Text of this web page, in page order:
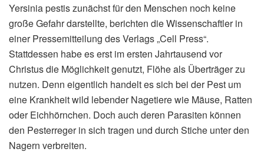
Yersinia pestis zunächst für den Menschen noch keine
große Gefahr darstellte, berichten die Wissenschaftler in
einer Pressemitteilung des Verlags „Cell Press“.
Stattdessen habe es erst im ersten Jahrtausend vor
Christus die Möglichkeit genutzt, Flöhe als Überträger zu
nutzen. Denn eigentlich handelt es sich bei der Pest um
eine Krankheit wild lebender Nagetiere wie Mäuse, Ratten
oder Eichhörnchen. Doch auch deren Parasiten können
den Pesterreger in sich tragen und durch Stiche unter den
Nagern verbreiten.